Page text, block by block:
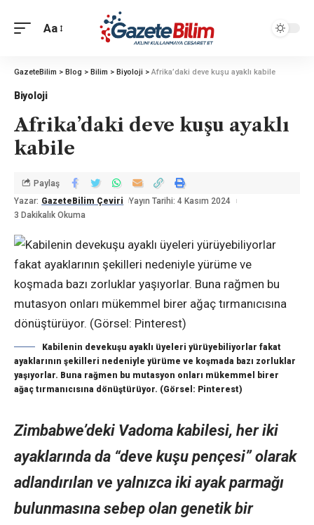
Aa
GazeteBilim > Blog > Bilim > Biyoloji > Afrika’daki deve kuşu ayaklı kabile
Biyoloji
Afrika’daki deve kuşu ayaklı
kabile
Yazar: GazeteBilim Çeviri
Yayın Tarihi: 4 Kasım 2024
3 Dakikalık Okuma
Paylaş
Kabilenin devekuşu ayaklı üyeleri yürüyebiliyorlar fakat
ayaklarının şekilleri nedeniyle yürüme ve koşmada bazı zorluklar
yaşıyorlar. Buna rağmen bu mutasyon onları mükemmel birer
ağaç tırmanıcısına dönüştürüyor. (Görsel: Pinterest)
Zimbabwe’deki Vadoma kabilesi, her iki
ayaklarında da “deve kuşu pençesi” olarak
adlandırılan ve yalnızca iki ayak parmağı
bulunmasına sebep olan genetik bir